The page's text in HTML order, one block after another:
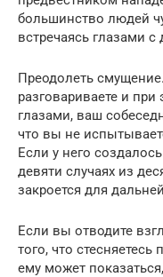
большинство людей
встречаясь глазами с
Преодолеть
разговариваете и при
глазами, ваш
что вы не
Если у него
девяти случаях из
закроется для
Если вы отводите
того, что
ему может